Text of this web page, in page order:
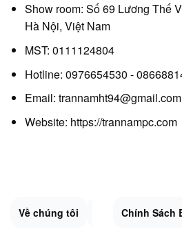
Show room: Số 69 Lương Thế
Hà Nội, Việt Nam
MST: 0111124804
Hotline: 0976654530 -
Email: trannamht94@gmail.com
Website: https://trannampc.com
Về chúng tôi Liên Hệ Quy
Chính Sách